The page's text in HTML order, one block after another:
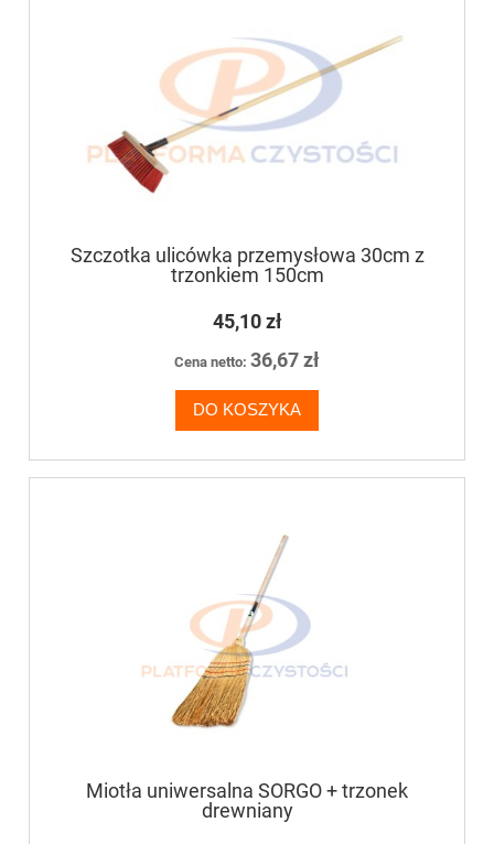
Szczotka ulicówka przemysłowa 30cm z
trzonkiem 150cm
45,10 zł
Cena netto: 36,67 zł
DO KOSZYKA
Miotła uniwersalna SORGO + trzonek
drewniany